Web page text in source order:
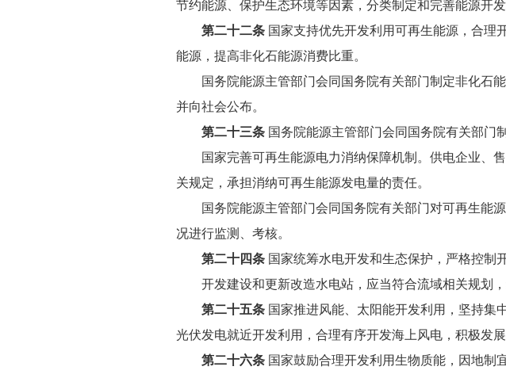
节约能源、保护生态环境等因素，分类制定和完善能源开发
第二十二条 国家支持优先开发利用可再生能源，合理
能源，提高非化石能源消费比重。
国务院能源主管部门会同国务院有关部门制定非化石能
并向社会公布。
第二十三条 国务院能源主管部门会同国务院有关部门
国家完善可再生能源电力消纳保障机制。供电企业、售
关规定，承担消纳可再生能源发电量的责任。
国务院能源主管部门会同国务院有关部门对可再生能源
况进行监测、考核。
第二十四条 国家统筹水电开发和生态保护，严格控制
开发建设和更新改造水电站，应当符合流域相关规划，
第二十五条 国家推进风能、太阳能开发利用，坚持集
光伏发电就近开发利用，合理有序开发海上风电，积极发展
第二十六条 国家鼓励合理开发利用生物质能，因地制